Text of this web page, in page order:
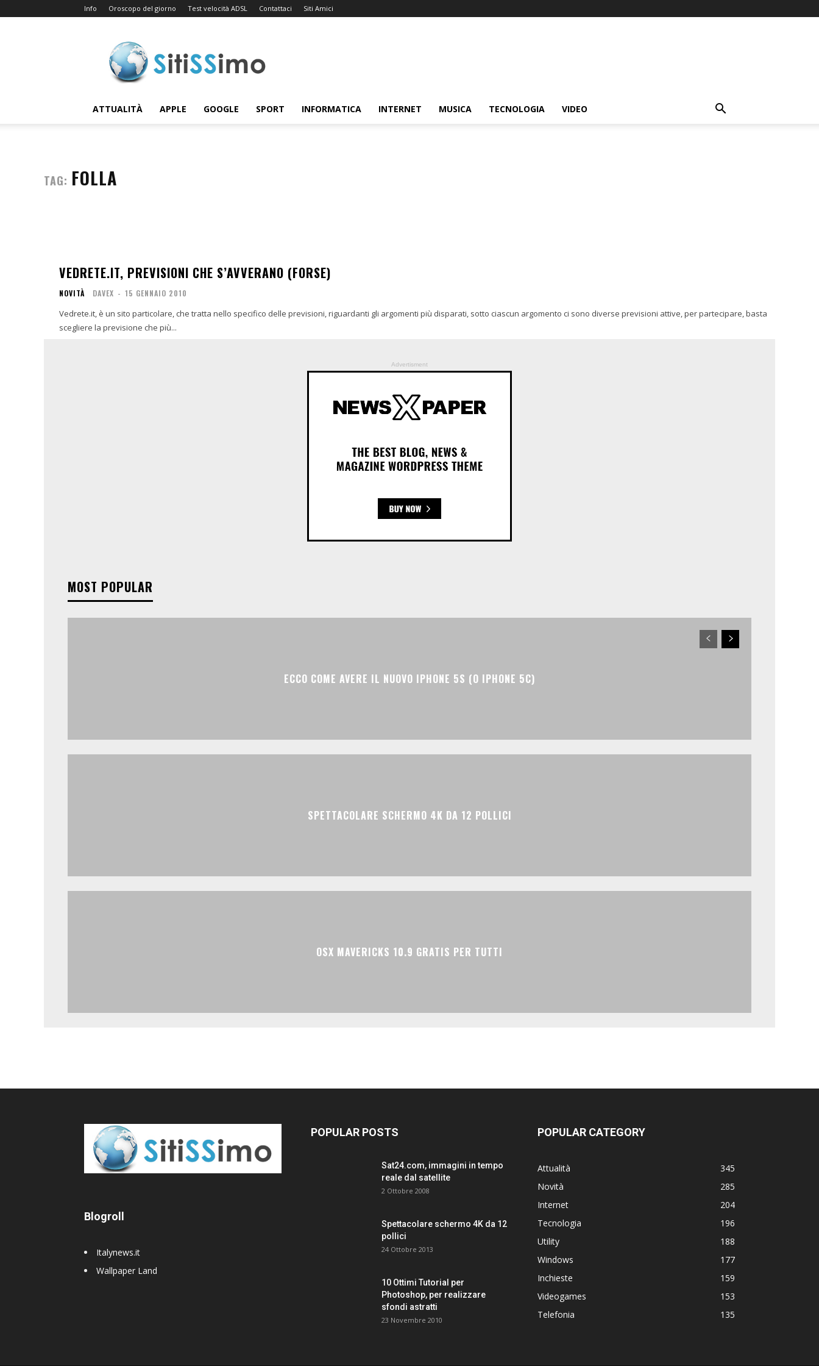
Info Oroscopo del giorno Test velocità ADSL Contattaci Siti Amici
ATTUALITÀ APPLE GOOGLE SPORT INFORMATICA INTERNET MUSICA TECNOLOGIA VIDEO
TAG: FOLLA
VEDRETE.IT, PREVISIONI CHE S’AVVERANO (FORSE)
NOVITÀ DAVEX - 15 GENNAIO 2010
Vedrete.it, è un sito particolare, che tratta nello specifico delle previsioni, riguardanti gli argomenti più disparati, sotto ciascun argomento ci sono diverse previsioni attive, per partecipare, basta
scegliere la previsione che più...
Advertisment
MOST POPULAR
ECCO COME AVERE IL NUOVO IPHONE 5S (O IPHONE 5C)
SPETTACOLARE SCHERMO 4K DA 12 POLLICI
OSX MAVERICKS 10.9 GRATIS PER TUTTI
Blogroll
Italynews.it
Wallpaper Land
POPULAR POSTS
Sat24.com, immagini in tempo
reale dal satellite
2 Ottobre 2008
Spettacolare schermo 4K da 12
pollici
24 Ottobre 2013
10 Ottimi Tutorial per
Photoshop, per realizzare
sfondi astratti
23 Novembre 2010
POPULAR CATEGORY
Attualità
345
Novità
285
Internet
204
Tecnologia
196
Utility
188
Windows
177
Inchieste
159
Videogames
153
Telefonia
135